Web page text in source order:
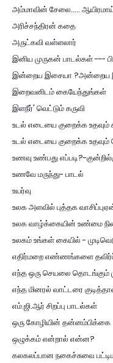
அம்மாவின் சேலை.....
அரிச்சந்திரன் கதை
அருட்கவி வள்ளலார்
இனிய முருகன் பாடல்கள் ---
இன்றைய இசையா ?அன்றைய
இறைவனிடம் கையேந்துங்கள்
இளநீர்' வெட்டும் கருவி
உடல் எடையை குறைக்க உதவும்
உடல் எடையை குறைக்க
உணவு உண்பது எப்படி?-
உணவே மருந்து- பாடல்
உயர்வு
உலக அளவில் புத்தக
உலக வாழ்க்கையின் உண்மை
உலகம் உங்கள் கையில் -
எதிர்மறை எண்ணங்களை
எந்த ஒரு செயலை
எந்த மினரல் வாட்டரை
எம்.ஜி.ஆர் சிறப்பு பாடல்கள்
ஒரு கோழியின் தன்னம்பிக்கை
ஒழுக்கம் என்றால் என்ன?
கலகலப்பான நகைச்சுவை